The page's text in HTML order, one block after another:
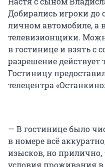
Добирались игроки до
личном автомобиле, а
телевизионщики.
в гостинице и взять с
разрешение действует
Гостиницу
телецентра
— В гостинице было
в номере всё
изысков, но
условия проживания в